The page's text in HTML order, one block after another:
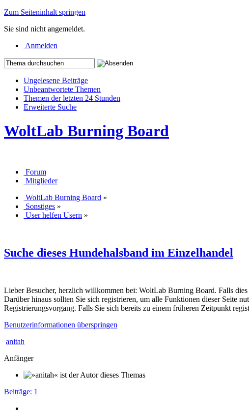
Zum Seiteninhalt springen
Sie sind nicht angemeldet.
Anmelden
Ungelesene Beiträge
Unbeantwortete Themen
Themen der letzten 24 Stunden
Erweiterte Suche
WoltLab Burning Board
Forum
Mitglieder
WoltLab Burning Board »
Sonstiges »
User helfen Usern »
Suche dieses Hundehalsband im Einzelhandel
Lieber Besucher, herzlich willkommen bei: WoltLab Burning Board. Falls
Darüber hinaus sollten Sie sich registrieren, um alle Funktionen dieser Seite
Registrierungsvorgang. Falls Sie sich bereits zu einem früheren Zeitpunkt
Benutzerinformationen überspringen
anitah
Anfänger
Beiträge: 1